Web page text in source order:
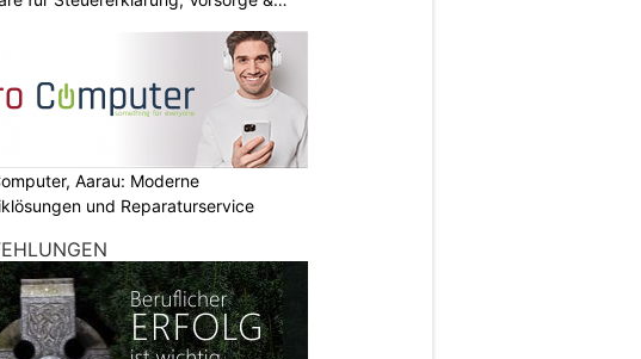
Aarau: Moderne
und Reparaturservice